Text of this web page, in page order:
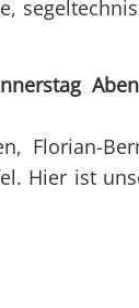
Florian-
Hier ist